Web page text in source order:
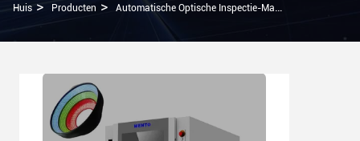
Huis > Producten > Automatische Optische Inspectie-Machine